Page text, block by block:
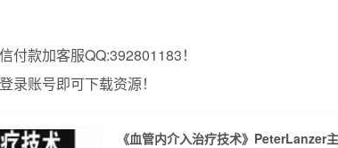
付款加客服QQ:392801183！
录账号即可下载资源！
《血管内介入治疗技术》PeterLanzer